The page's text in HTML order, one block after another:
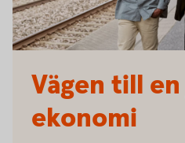
Vägen till
ekonomi